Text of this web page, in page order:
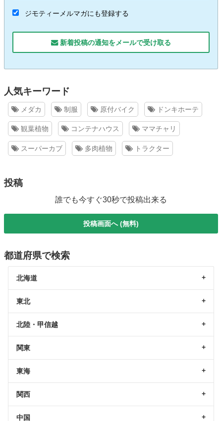
ジモティーメルマガにも登録する
新着投稿の通知をメールで受け取る
人気キーワード
メダカ 制服 原付バイク ドンキホーテ
観葉植物 コンテナハウス ママチャリ
スーパーカブ 多肉植物 トラクター
投稿
誰でも今すぐ30秒で投稿出来る
投稿画面へ (無料)
都道府県で検索
北海道
東北
北陸・甲信越
関東
東海
関西
中国